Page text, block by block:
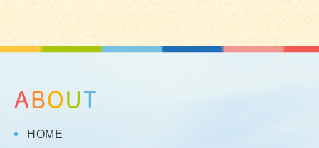
HOME